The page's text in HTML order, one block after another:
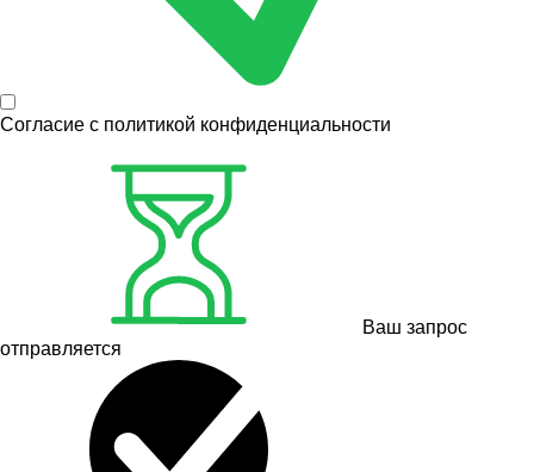
Согласие с политикой конфиденциальности
Ваш запрос
отправляется